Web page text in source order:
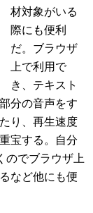
材対象がいる
際にも便利
だ。ブラウザ
上で利用で
き、テキスト
分の音声をす
り、再生速度
宝する。自分
のでブラウザ上
など他にも便